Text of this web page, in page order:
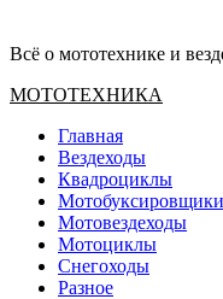
Всё о мототехнике и
Основное
МОТОТЕХНИКА
Главная
Вездеходы
Квадроциклы
Мотобуксировщики
Мотовездеходы
Мотоциклы
Снегоходы
Разное